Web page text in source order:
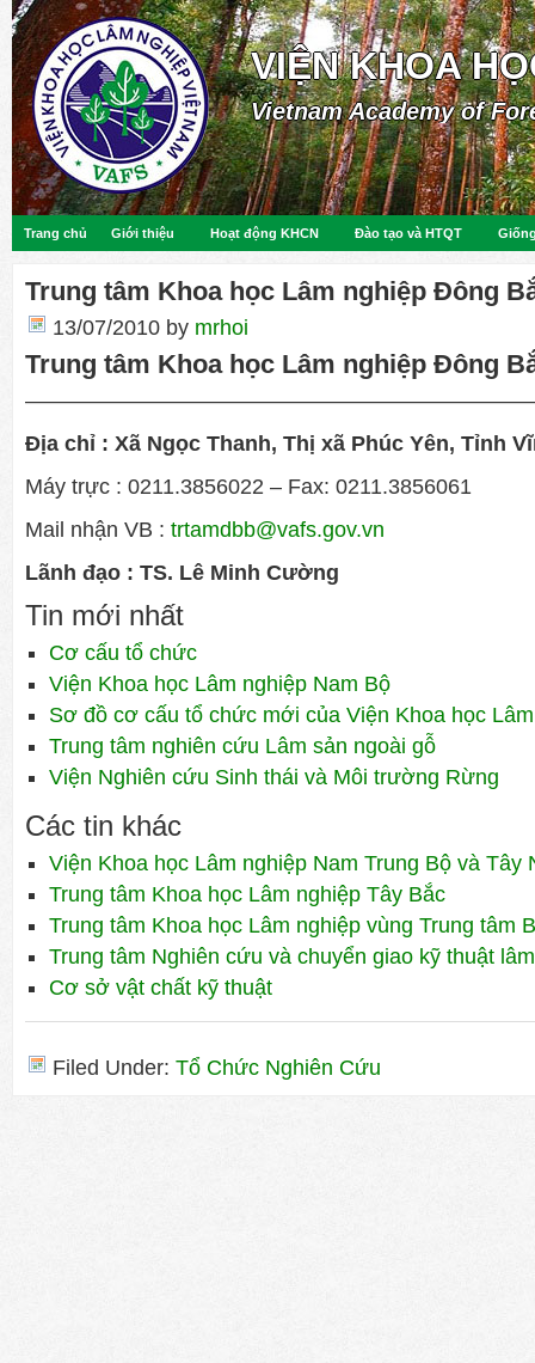
VIỆN KHOA
Vietnam Academy of
Trang chủ Giới thiệu Hoạt động KHCN Đào tạo và HTQT
Trung tâm Khoa học Lâm nghiệp Đông
13/07/2010 by mrhoi
Trung tâm Khoa học Lâm nghiệp Đông
Địa chỉ : Xã Ngọc Thanh, Thị xã Phúc Yên, Tỉnh
Máy trực : 0211.3856022 – Fax: 0211.3856061
Mail nhận VB : trtamdbb@vafs.gov.vn
Lãnh đạo : TS. Lê Minh Cường
Tin mới nhất
Cơ cấu tổ chức
Viện Khoa học Lâm nghiệp Nam Bộ
Sơ đồ cơ cấu tổ chức mới của Viện Khoa học
Trung tâm nghiên cứu Lâm sản ngoài gỗ
Viện Nghiên cứu Sinh thái và Môi trường Rừng
Các tin khác
Viện Khoa học Lâm nghiệp Nam Trung Bộ và Tây
Trung tâm Khoa học Lâm nghiệp Tây Bắc
Trung tâm Khoa học Lâm nghiệp vùng Trung tâm
Trung tâm Nghiên cứu và chuyển giao kỹ thuật
Cơ sở vật chất kỹ thuật
Filed Under: Tổ Chức Nghiên Cứu